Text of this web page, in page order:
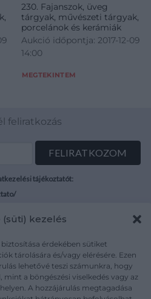
(süti) kezelés
érdekében sütiket
tárolására és/vagy elérésére. Ezen
lehetővé teszi számunkra, hogy
a böngészési viselkedés vagy az
A hozzájárulás megtagadása
230. Fajanszok, üveg
tárgyak, művészeti tárgyak,
porcelánok és kerámiák
Aukció időpontja: 2017-12-09
14:00
MEGTEKINTEM
feliratkozás
tájékoztatót:
Áraink
ÁSZF
Adatvédelem
Impresszum